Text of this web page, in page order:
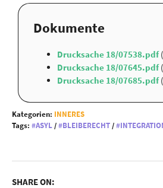
Dokumente
Drucksache 18/07538.pdf(
Drucksache 18/07645.pdf(
Drucksache 18/07685.pdf(
Kategorien: INNERES
Tags:
ASYL/ BLEIBERECHT/
SHARE ON: